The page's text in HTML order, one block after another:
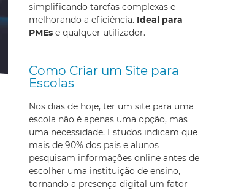
simplificando tarefas complexas e
melhorando a eficiência. Ideal para
PMEse qualquer utilizador.
Como Criar um Site para
Escolas
Nos dias de hoje, ter um site para uma
escola não é apenas uma opção, mas
uma necessidade. Estudos indicam que
mais de 90% dos pais e alunos
pesquisam informações online antes de
escolher uma instituição de ensino,
tornando a presença digital um fator